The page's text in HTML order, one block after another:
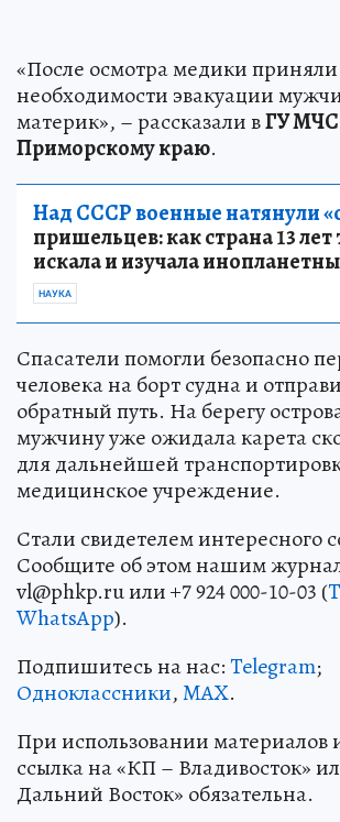
«После осмотра медики
необходимости эвакуации
материк», – рассказали вГУ МЧС
Приморскому краю.
Над СССР военные натянули
пришельцев: как страна 13 лет
искала и изучала
НАУКА
Спасатели помогли безопасно
человека на борт судна и
обратный путь. На берегу
мужчину уже ожидала карета
для дальнейшей
медицинское учреждение.
Стали свидетелем интересного
Сообщите об этом нашим
vl@phkp.ru или +7 924 000-10-03 (
WhatsApp).
Подпишитесь на нас:Telegram;
Одноклассники,MAX.
При использовании материалов
ссылка на «КП – Владивосток»
Дальний Восток» обязательна.